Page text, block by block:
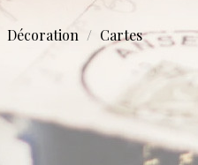
Décoration Cartes